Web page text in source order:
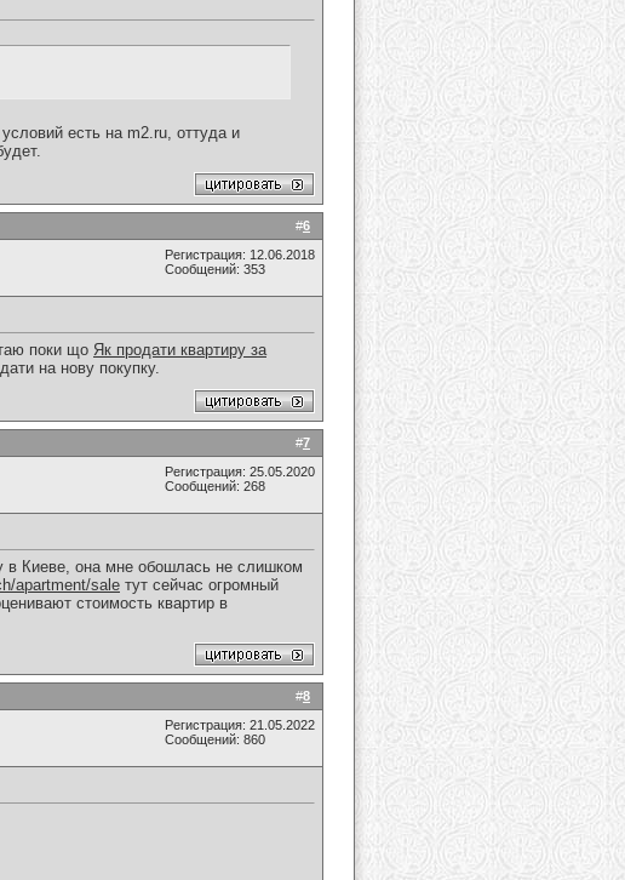
есть на m2.ru, оттуда и
#6
Регистрация: 12.06.2018
Сообщений: 353
поки що Як продати квартиру за
на нову покупку.
#7
Регистрация: 25.05.2020
Сообщений: 268
в Киеве, она мне обошлась не слишком
apartment/sale тут сейчас огромный
стоимость квартир в
#8
Регистрация: 21.05.2022
Сообщений: 860